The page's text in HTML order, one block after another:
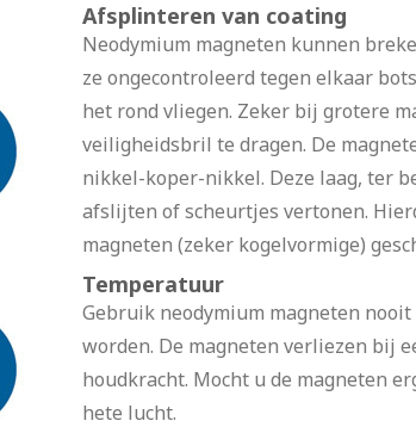
Afsplinteren van coating
Neodymium magneten kunnen
ze ongecontroleerd tegen elkaar
het rond vliegen. Zeker bij grotere
veiligheidsbril te dragen. De
nikkel-koper-nikkel. Deze laag, ter
afslijten of scheurtjes vertonen.
magneten (zeker kogelvormige)
Temperatuur
Gebruik neodymium magneten
worden. De magneten verliezen bij
houdkracht. Mocht u de magneten
hete lucht.